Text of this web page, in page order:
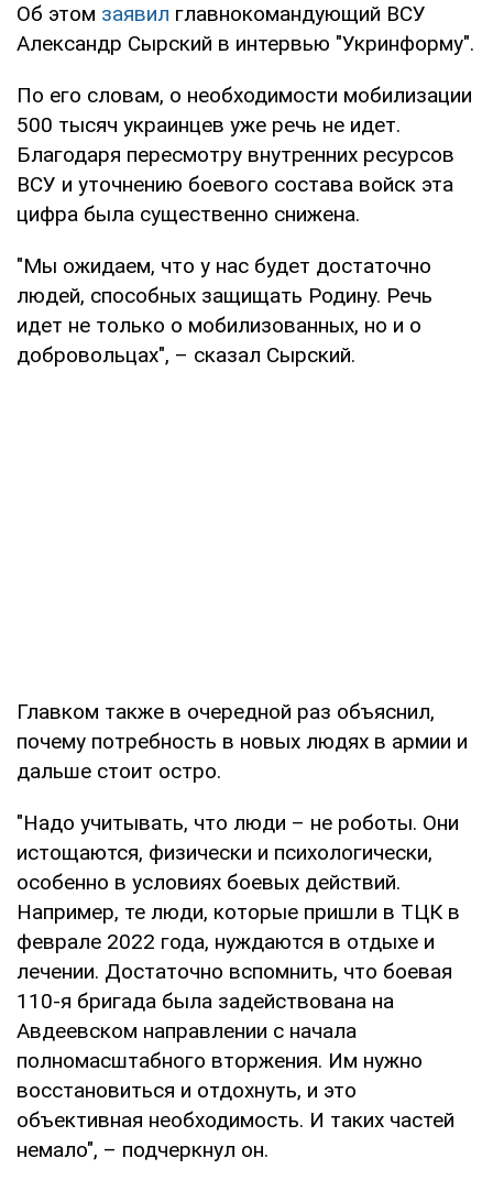
Об этом заявил главнокомандующий ВСУ
Александр Сырский в интервью "Укринформу".
По его словам, о необходимости мобилизации
500 тысяч украинцев уже речь не идет.
Благодаря пересмотру внутренних ресурсов
ВСУ и уточнению боевого состава войск эта
цифра была существенно снижена.
"Мы ожидаем, что у нас будет достаточно
людей, способных защищать Родину. Речь
идет не только о мобилизованных, но и о
добровольцах", – сказал Сырский.
Главком также в очередной раз объяснил,
почему потребность в новых людях в армии и
дальше стоит остро.
"Надо учитывать, что люди – не роботы. Они
истощаются, физически и психологически,
особенно в условиях боевых действий.
Например, те люди, которые пришли в ТЦК в
феврале 2022 года, нуждаются в отдыхе и
лечении. Достаточно вспомнить, что боевая
110-я бригада была задействована на
Авдеевском направлении с начала
полномасштабного вторжения. Им нужно
восстановиться и отдохнуть, и это
объективная необходимость. И таких частей
немало", – подчеркнул он.